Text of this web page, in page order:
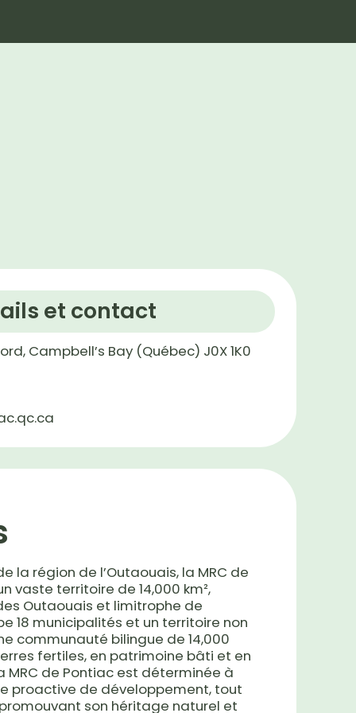
Marque À propos Partenaires
et contact
Campbell’s Bay (Québec) J0X 1K0
la région de l’Outaouais, la MRC de
vaste territoire de 14,000 km²,
Outaouais et limitrophe de
18 municipalités et un territoire non
communauté bilingue de 14,000
fertiles, en patrimoine bâti et en
MRC de Pontiac est déterminée à
proactive de développement, tout
son héritage naturel et